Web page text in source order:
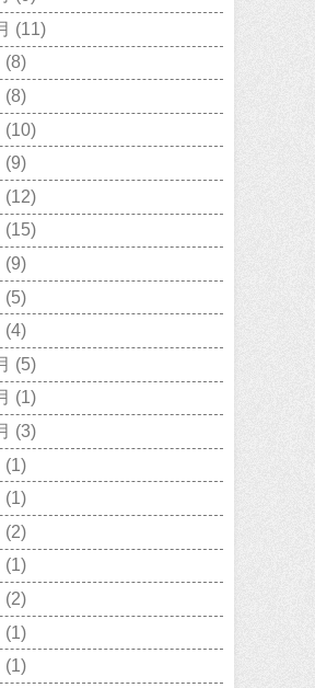
(11)
(8)
(8)
(10)
(9)
(12)
(15)
(9)
(5)
(4)
(5)
(1)
(3)
(1)
(1)
(2)
(1)
(2)
(1)
(1)